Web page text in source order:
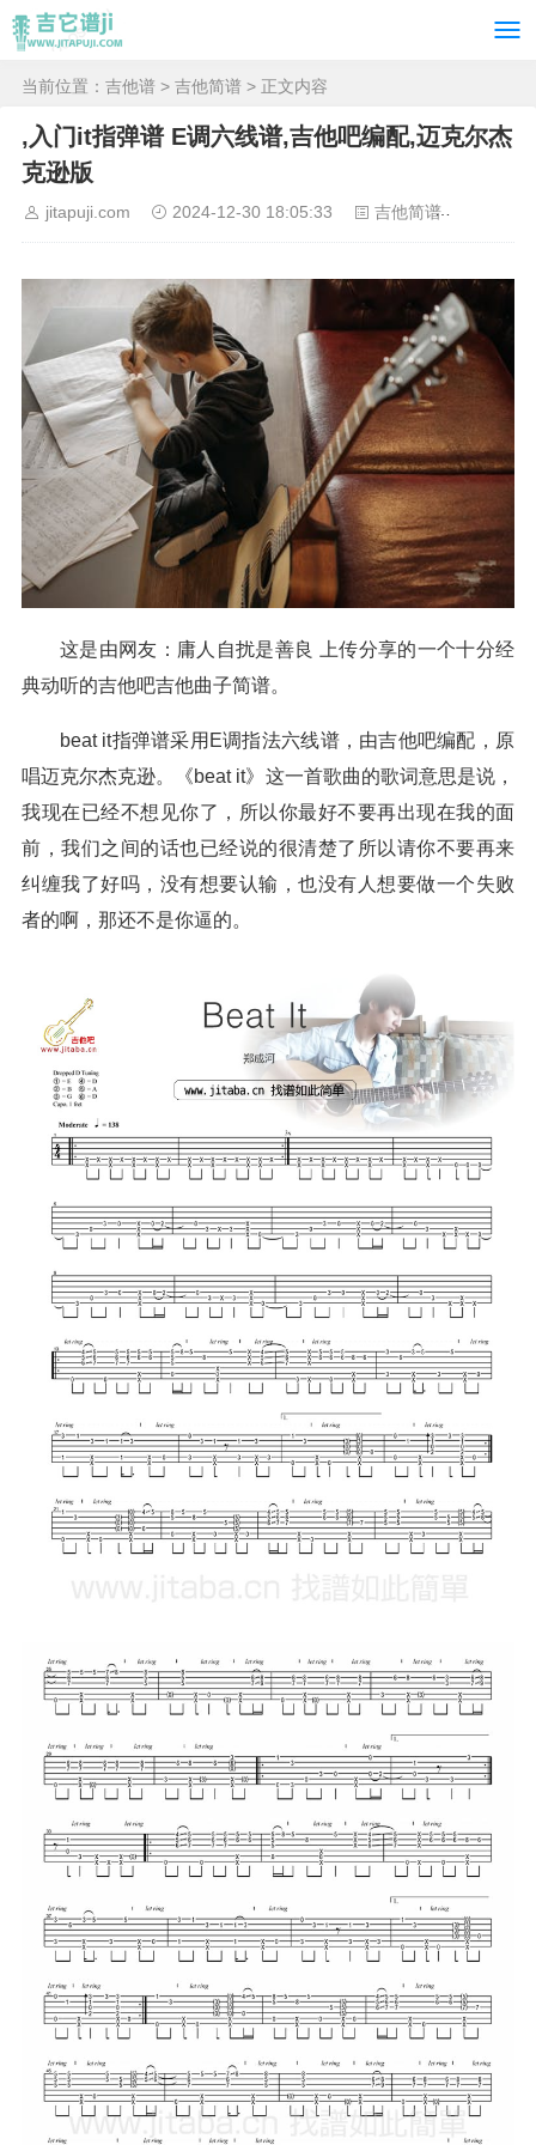
当前位置： 吉他谱 > 吉他简谱 > 正文内容
,入门it指弹谱 E调六线谱,吉他吧编配,迈克尔杰
克逊版
jitapuji.com 2024-12-30 18:05:33 吉他简谱
这是由网友：庸人自扰是善良 上传分享的一个十分经
典动听的吉他吧吉他曲子简谱。
beat it指弹谱采用E调指法六线谱，由吉他吧编配，原
唱迈克尔杰克逊。《beat it》这一首歌曲的歌词意思是说，
我现在已经不想见你了，所以你最好不要再出现在我的面
前，我们之间的话也已经说的很清楚了所以请你不要再来
纠缠我了好吗，没有想要认输，也没有人想要做一个失败
者的啊，那还不是你逼的。